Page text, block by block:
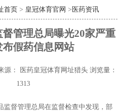
首页 > 皇冠体育官网 > 医药资讯
督管理总局曝光20家严重
布假药信息网站
源： 医药皇冠体育网址猎头 浏览量：
1313
监督管理总局在监督检查中发现，部